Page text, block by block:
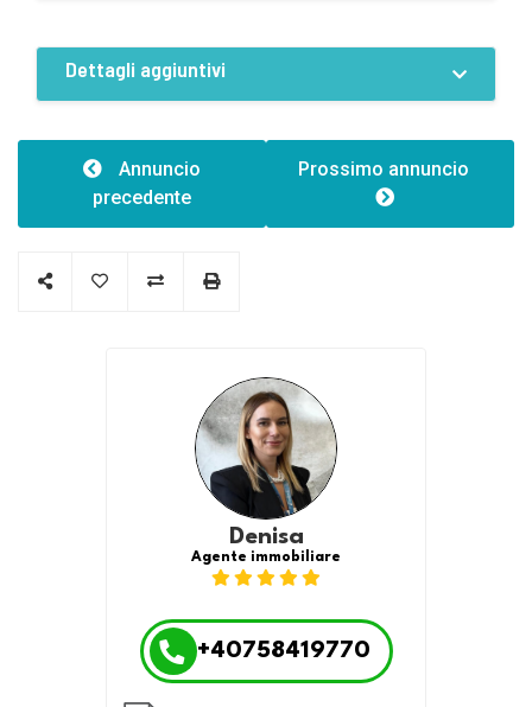
Dettagli aggiuntivi
Tipo di edificio:5
Annuncio
precedente
Prossimo annuncio
Denisa
Agente immobiliare
+40758419770